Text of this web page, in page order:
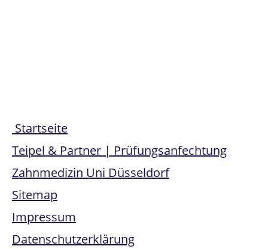
Startseite
Teipel & Partner | Prüfungsanfechtung
Zahnmedizin Uni Düsseldorf
Sitemap
Impressum
Datenschutzerklärung